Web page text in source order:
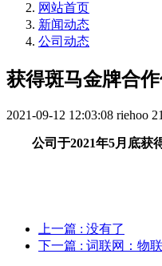
网站首页
新闻动态
公司动态
获得斑马金牌合
2021-09-12 12:03:08 riehoo
公司于2021年5月底
上一篇 : 没有了
下一篇 : 词联网：物